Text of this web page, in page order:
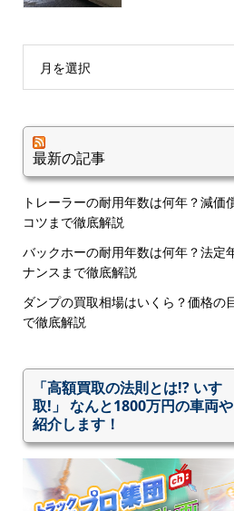
月を選択
最新の記事
トレーラーの耐用年数は何年？減価
コツまで徹底解説
バックホーの耐用年数は何年？法定
ナンスまで徹底解説
ダンプの買取相場はいくら？価格の
で徹底解説
「高額買取の法則とは!? いす
取!」 なんと1800万円の車両
紹介します！